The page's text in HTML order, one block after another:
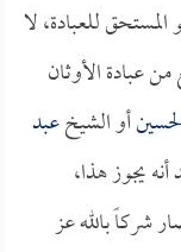
المستحق للعبادة، لا
عبادة الأوثان
أو الشيخعبد
يجوز هذا،
شركاً بالله عز